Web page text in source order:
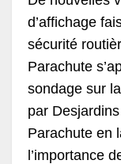
d’affichage
sécurité
Parachute
sondage sur
par
Parachute en
l’importance